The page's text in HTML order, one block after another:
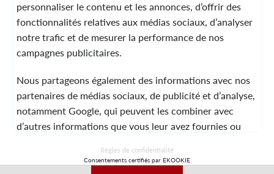
SERVICE CLIENT
© 2026 Laura Vita
DESIGNED BY LOBSTTER
MENTIONS LÉGALESCGVCONTACT
personnaliser le contenu et les annonces, d’offrir des
fonctionnalités relatives aux médias sociaux, d’analyser
notre trafic et de mesurer la performance de nos
campagnes publicitaires.
Nous partageons également des informations avec nos
partenaires de médias sociaux, de publicité et d’analyse,
notamment Google, qui peuvent les combiner avec
d’autres informations que vous leur avez fournies ou
Règles de confidentialité
Consentements certifiés par EKOOKIE